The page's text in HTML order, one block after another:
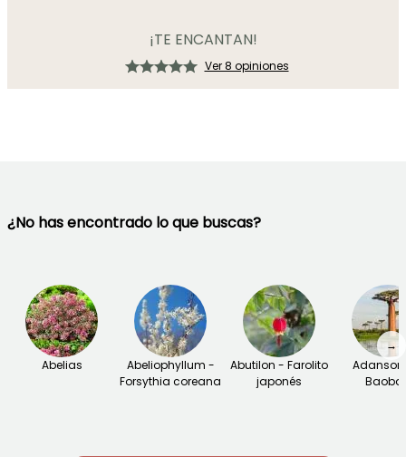
¡TE ENCANTAN!
Ver 8 opiniones
¿No has encontrado lo que buscas?
Abelias
Abeliophyllum -
Forsythia coreana
Abutilon - Farolito
japonés
→